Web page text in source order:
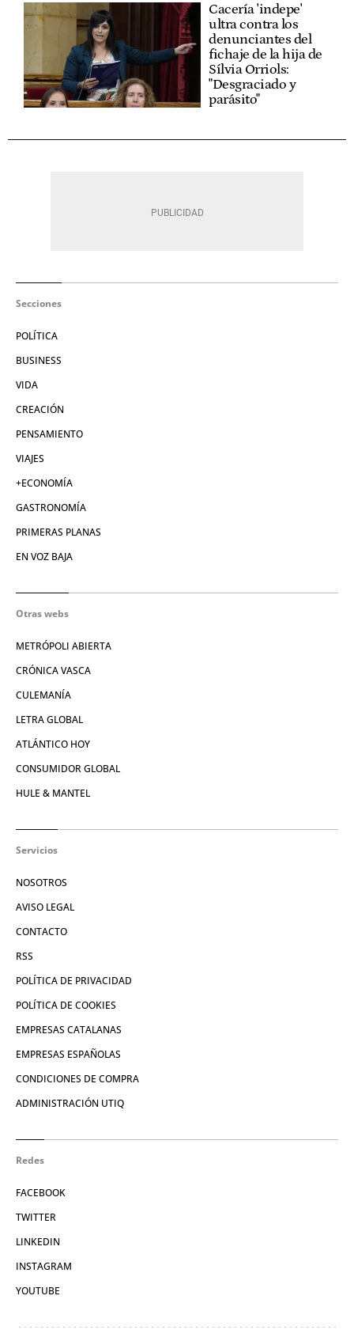
Cacería 'indepe'
ultra contra los
denunciantes del
fichaje de la hija de
Sílvia Orriols:
"Desgraciado y
parásito"
Secciones
POLÍTICA
BUSINESS
VIDA
CREACIÓN
PENSAMIENTO
VIAJES
+ECONOMÍA
GASTRONOMÍA
PRIMERAS PLANAS
EN VOZ BAJA
Otras webs
METRÓPOLI ABIERTA
CRÓNICA VASCA
CULEMANÍA
LETRA GLOBAL
ATLÁNTICO HOY
CONSUMIDOR GLOBAL
HULE & MANTEL
Servicios
NOSOTROS
AVISO LEGAL
CONTACTO
RSS
POLÍTICA DE PRIVACIDAD
POLÍTICA DE COOKIES
EMPRESAS CATALANAS
EMPRESAS ESPAÑOLAS
CONDICIONES DE COMPRA
ADMINISTRACIÓN UTIQ
Redes
FACEBOOK
TWITTER
LINKEDIN
INSTAGRAM
YOUTUBE